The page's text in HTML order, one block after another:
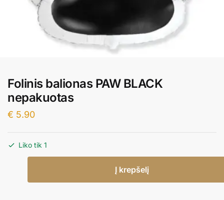
Folinis balionas PAW BLACK
nepakuotas
€ 5.90
Liko tik 1
Į krepšelį